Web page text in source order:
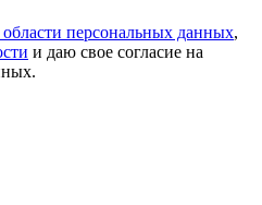
персональных данных,
и даю свое согласие на